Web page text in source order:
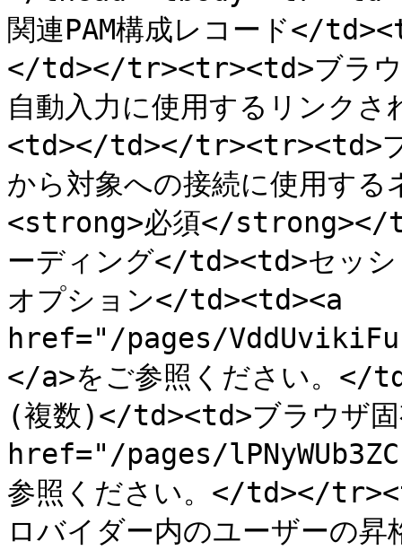
関連PAM構成レコード</
</td></tr><tr><td>ブラウ
自動入力に使用するリンク
<td></td></tr><tr><td>プ
から対象への接続に使用す
<strong>必須</strong></
ーディング</td><td>セッシ
オプション</td><td><a
href="/pages/
</a>をご参照ください。
(複数)</td><td>ブラウザ
href="/pages/
参照ください。</td></
ロバイダー内のユーザーの